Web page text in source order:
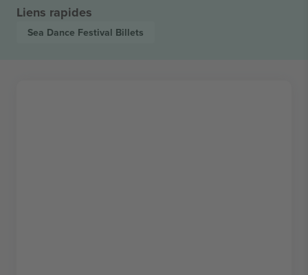
Liens rapides
Sea Dance Festival Billets